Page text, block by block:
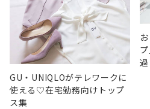
GU・UNIQLOがテレワークに
使える♡在宅勤務向けトップ
ス集